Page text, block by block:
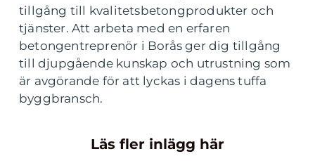
tillgång till kvalitetsbetongprodukter och
tjänster. Att arbeta med en erfaren
betongentreprenör i Borås ger dig tillgång
till djupgående kunskap och utrustning som
är avgörande för att lyckas i dagens tuffa
byggbransch.
Läs fler inlägg här